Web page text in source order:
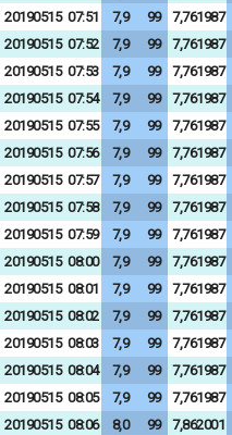
20190515 07:51 7,9 99 7,761987
20190515 07:52 7,9 99 7,761987
20190515 07:53 7,9 99 7,761987
20190515 07:54 7,9 99 7,761987
20190515 07:55 7,9 99 7,761987
20190515 07:56 7,9 99 7,761987
20190515 07:57 7,9 99 7,761987
20190515 07:58 7,9 99 7,761987
20190515 07:59 7,9 99 7,761987
20190515 08:00 7,9 99 7,761987
20190515 08:01 7,9 99 7,761987
20190515 08:02 7,9 99 7,761987
20190515 08:03 7,9 99 7,761987
20190515 08:04 7,9 99 7,761987
20190515 08:05 7,9 99 7,761987
20190515 08:06 8,0 99 7,862001